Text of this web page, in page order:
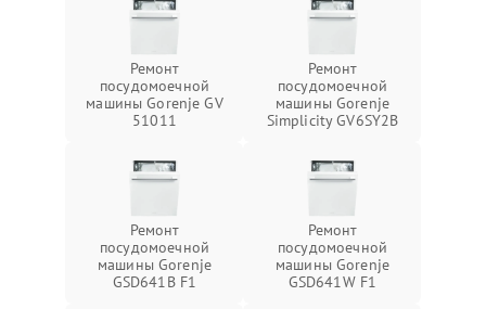
Ремонт
посудомоечной
машины Gorenje GV
51011
Ремонт
посудомоечной
машины Gorenje
Simplicity GV6SY2B
Ремонт
посудомоечной
машины Gorenje
GSD641B F1
Ремонт
посудомоечной
машины Gorenje
GSD641W F1